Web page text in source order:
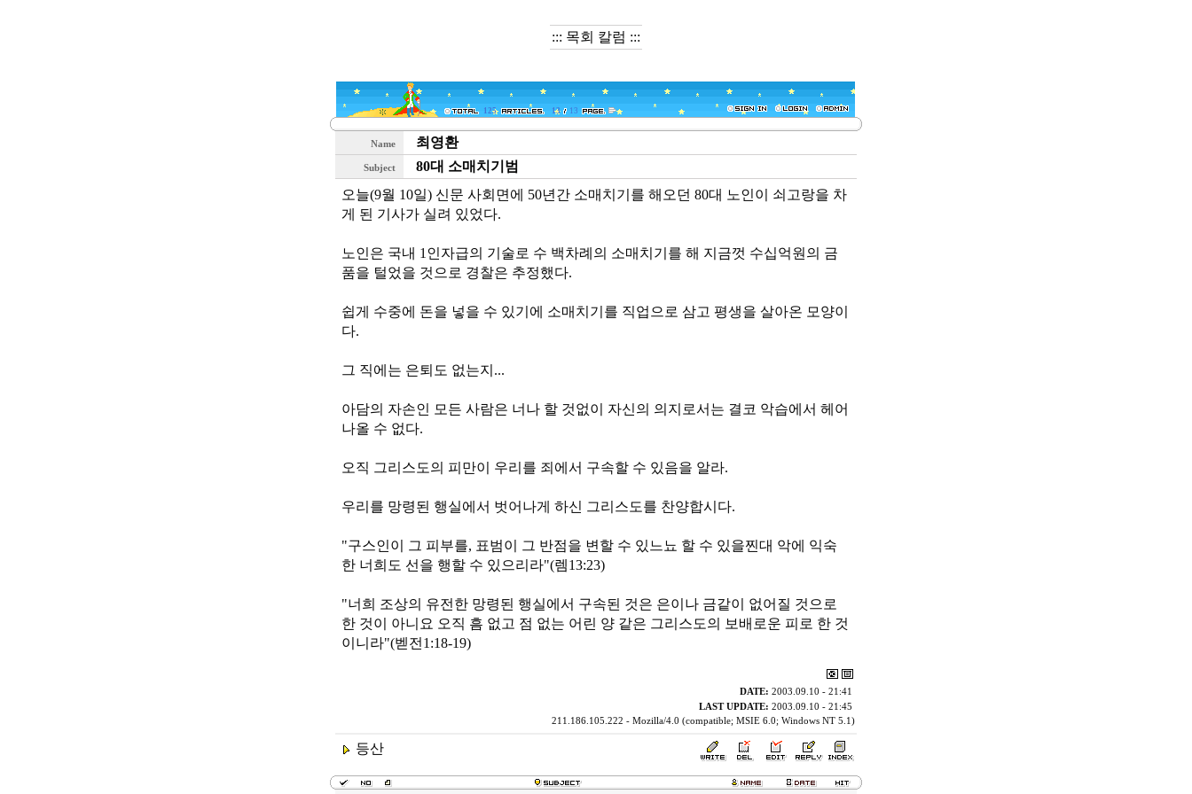
::: 목회 칼럼 :::
125 13 13
Name 최영환
Subject
80대 소매치기범
오늘(9월 10일) 신문 사회면에 50년간 소매치기를 해오던 80대 노인이 쇠고랑을 차
게 된 기사가 실려 있었다.
노인은 국내 1인자급의 기술로 수 백차례의 소매치기를 해 지금껏 수십억원의 금
품을 털었을 것으로 경찰은 추정했다.
쉽게 수중에 돈을 넣을 수 있기에 소매치기를 직업으로 삼고 평생을 살아온 모양이
다.
그 직에는 은퇴도 없는지...
아담의 자손인 모든 사람은 너나 할 것없이 자신의 의지로서는 결코 악습에서 헤어
나올 수 없다.
오직 그리스도의 피만이 우리를 죄에서 구속할 수 있음을 알라.
우리를 망령된 행실에서 벗어나게 하신 그리스도를 찬양합시다.
"구스인이 그 피부를, 표범이 그 반점을 변할 수 있느뇨 할 수 있을찐대 악에 익숙
한 너희도 선을 행할 수 있으리라"(렘13:23)
"너희 조상의 유전한 망령된 행실에서 구속된 것은 은이나 금같이 없어질 것으로
한 것이 아니요 오직 흠 없고 점 없는 어린 양 같은 그리스도의 보배로운 피로 한 것
이니라"(벧전1:18-19)
DATE: 2003.09.10 - 21:41
LAST UPDATE: 2003.09.10 - 21:45
211.186.105.222 - Mozilla/4.0 (compatible; MSIE 6.0; Windows NT 5.1)
등산